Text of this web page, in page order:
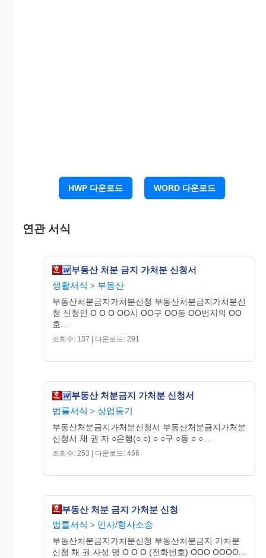
로 OOO 원, 잔금은 동년 소유권이전 등기에 일건서
류와 함께 동기이행하기로 약정하였습니다.
지급하고 다시 동년 OOOO 에 잔금 OOO 원을 피신
청인에게 지참 제공하면서 제공하면서 소유권이전
청인은 대금 OOO 원 외에 OOO 원을 더 주지 않으면
계약을 해제하겠다고하면서 이전등기에 필요한 일
체의 서류를 주지 않으므로 신청인은 잔대금 OOO
원을 동일자로 법원 공탁공무원에게 변제공탁하였
습니다.
3. 신청인은 피신청인을 상대로 소유권이전등기 청
구의 소를 준비중에 있으나 최근들리는 바에 의하면
피신청인은 위 부동산을 타에 재차 매도할 것을 획책
중매매를 하여 타에 소유권이전등기를 필하게 되면
뒷날 채권자가 본안소송에서 승소한다 하더라도 직
접 목적달성할 수 없을 우려가 있으므로 이 신청을
하기에 이르렀습니다.
소 명 방 법
1. 매매계약서
1. 계약금영수증
1. 중도금영수증
1. 최고서
HWP 다운로드 WORD 다운로드
연관 서식
부동산 처분 금지 가처분 신청서
생활서식 > 부동산
부동산처분금지가처분신청 부동산처분금지가처분신
청 신청인 O O O OO시 OO구 OO동 OO번지의 OO
호...
조회수: 137 | 다운로드: 291
부동산 처분금지 가처분 신청서
법률서식 > 상업등기
부동산처분금지가처분신청서 부동산처분금지가처분
신청서 채 권 자 ○은행(○ ○) ○ ○구 ○동 ○ ○...
조회수: 253 | 다운로드: 466
부동산 처분 금지 가처분 신청
법률서식 > 민사/형사소송
부동산처분금지가처분신청 부동산처분금지 가처분
신청 채 권 자성 명 O O O (전화번호) OOO OOOO...